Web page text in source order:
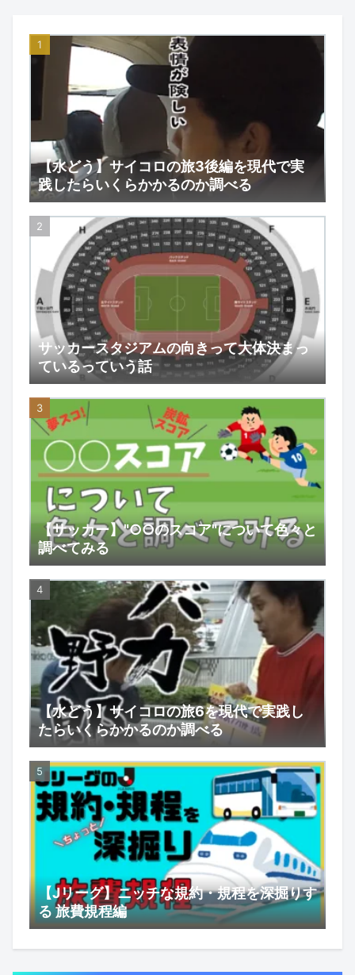
【水どう】サイコロの旅3後編を現代で実
践したらいくらかかるのか調べる
サッカースタジアムの向きって大体決まっ
ているっていう話
【サッカー】"○○のスコア"について色々と
調べてみる
【水どう】サイコロの旅6を現代で実践し
たらいくらかかるのか調べる
【Jリーグ】ニッチな規約・規程を深掘りす
る 旅費規程編